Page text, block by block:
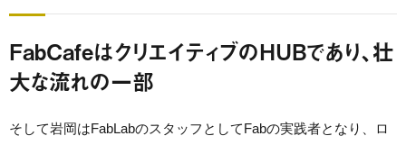
FabCafeはクリエイティブのHUBであり、壮
大な流れの一部
そして岩岡はFabLabのスタッフとしてFabの実践者となり、ロ